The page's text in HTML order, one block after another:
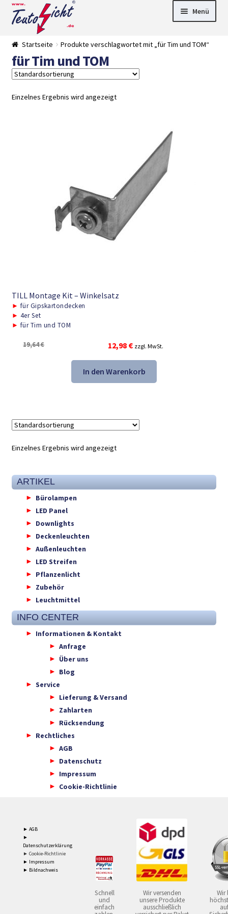
Zur
Navigation
springen
Springe
zum
Menü
► LED Panel
►
Versandarten
► Zahlarten
Startseite Produkte verschlagwortet mit „für Tim und TOM“
für Tim und TOM
Einzelnes Ergebnis wird angezeigt
TILL Montage Kit – Winkelsatz
► für Gipskartondecken
► 4er Set
► für Tim und TOM
19,64€
Ursprünglicher
Preis
war:
19,64 €
12,98 €Aktueller
Preis
ist:
12,98 €.
zzgl. MwSt.
In den Warenkorb
Einzelnes Ergebnis wird angezeigt
ARTIKEL
Bürolampen
LED Panel
Downlights
Deckenleuchten
Außenleuchten
LED Streifen
Pflanzenlicht
Zubehör
Leuchtmittel
INFO CENTER
Informationen & Kontakt
Anfrage
Über uns
Blog
Service
Lieferung & Versand
Zahlarten
Rücksendung
Rechtliches
AGB
Datenschutz
Impressum
Cookie-Richtlinie
► AGB
►
Datenschutzerklärung
► Cookie-Richtlinie
► Impressum
► Bildnachweis
Schnell
und
einfach
Wir versenden
unsere Produkte
ausschließlich
Wir